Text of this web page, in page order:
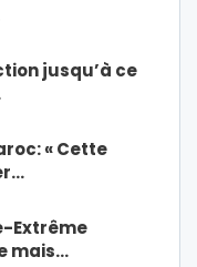
jusqu’à ce
« Cette
Extrême
mais…